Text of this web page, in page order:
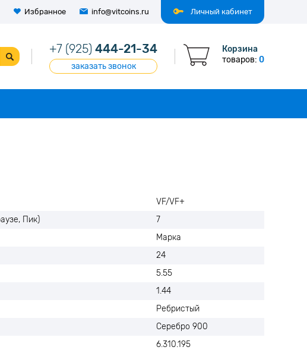
Личный кабинет
Избранное info@vitcoins.ru
+7 (925) 444-21-34
заказать звонок
Корзина
товаров: 0
VF/VF+
Пик)
7
Марка
24
5.55
1.44
Ребристый
Серебро 900
6.310.195